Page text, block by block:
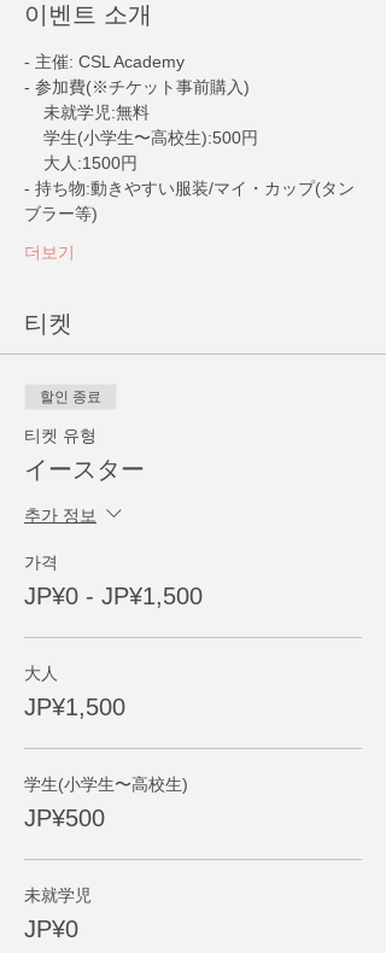
이벤트 소개
- 主催: CSL Academy
- 参加費(※チケット事前購入)
未就学児:無料
学生(小学生〜高校生):500円
大人:1500円
- 持ち物:動きやすい服装/マイ・カップ(タン
ブラー等)
더보기
티켓
할인 종료
티켓 유형
イースター
추가 정보
가격
JP¥0 - JP¥1,500
大人
JP¥1,500
学生(小学生〜高校生)
JP¥500
未就学児
JP¥0